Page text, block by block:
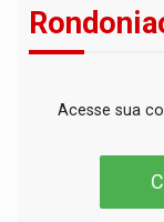
Acesse sua